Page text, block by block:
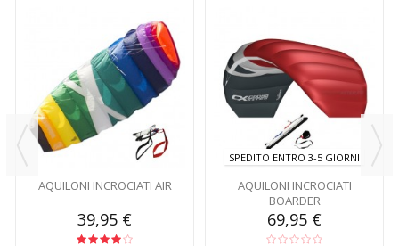
AQUILONI INCROCIATI AIR
39,95 €
SPEDITO ENTRO 3-5 GIORNI
AQUILONI INCROCIATI
BOARDER
69,95 €